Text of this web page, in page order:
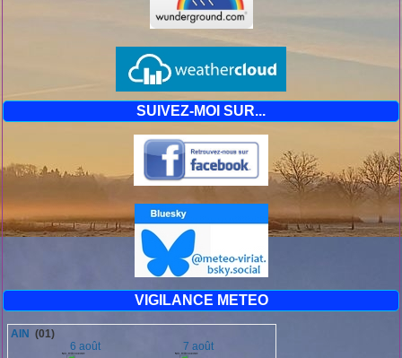
SUIVEZ-MOI SUR...
VIGILANCE METEO